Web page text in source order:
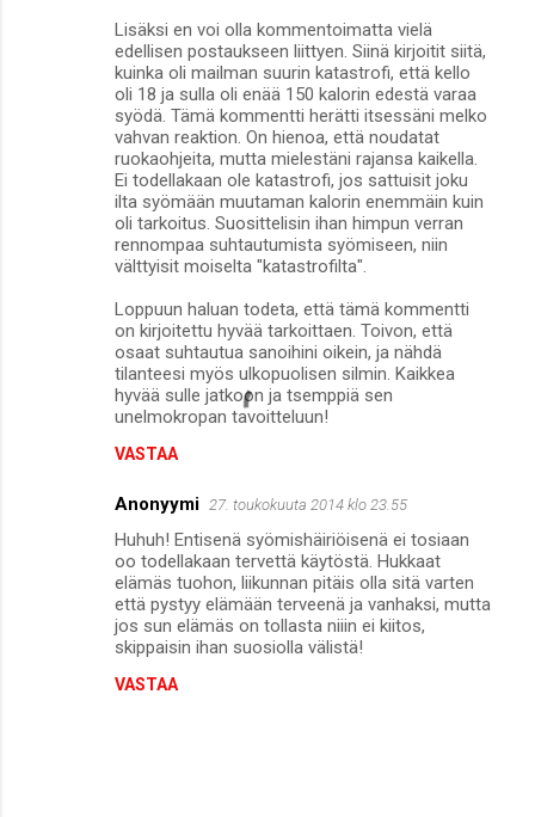
Lisäksi en voi olla kommentoimatta vielä
edellisen postaukseen liittyen. Siinä kirjoitit siitä,
kuinka oli mailman suurin katastrofi, että kello
oli 18 ja sulla oli enää 150 kalorin edestä varaa
syödä. Tämä kommentti herätti itsessäni melko
vahvan reaktion. On hienoa, että noudatat
ruokaohjeita, mutta mielestäni rajansa kaikella.
Ei todellakaan ole katastrofi, jos sattuisit joku
ilta syömään muutaman kalorin enemmäin kuin
oli tarkoitus. Suosittelisin ihan himpun verran
rennompaa suhtautumista syömiseen, niin
välttyisit moiselta "katastrofilta".
Loppuun haluan todeta, että tämä kommentti
on kirjoitettu hyvää tarkoittaen. Toivon, että
osaat suhtautua sanoihini oikein, ja nähdä
tilanteesi myös ulkopuolisen silmin. Kaikkea
hyvää sulle jatkoon ja tsemppiä sen
unelmokropan tavoitteluun!
VASTAA
Anonyymi 27. toukokuuta 2014 klo 23.55
Huhuh! Entisenä syömishäiriöisenä ei tosiaan
oo todellakaan tervettä käytöstä. Hukkaat
elämäs tuohon, liikunnan pitäis olla sitä varten
että pystyy elämään terveenä ja vanhaksi, mutta
jos sun elämäs on tollasta niiin ei kiitos,
skippaisin ihan suosiolla välistä!
VASTAA